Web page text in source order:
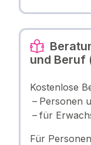
und Beruf
Kostenlose
Personen
für
Für